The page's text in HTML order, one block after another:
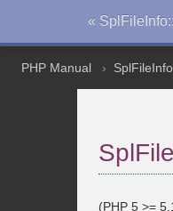
«
PHP Manual SplFileInfo
(PHP 5 >=